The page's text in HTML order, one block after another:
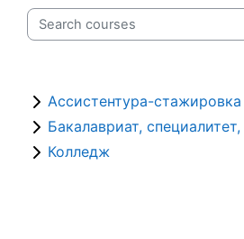
Search courses
Ассистентура-стажировка
Бакалавриат,
Колледж